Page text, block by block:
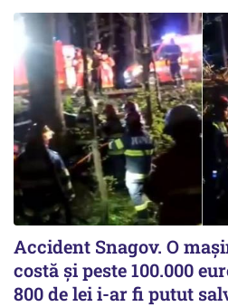
Accident Snagov. O
costă și peste 100.000
800 de lei i-ar fi putut